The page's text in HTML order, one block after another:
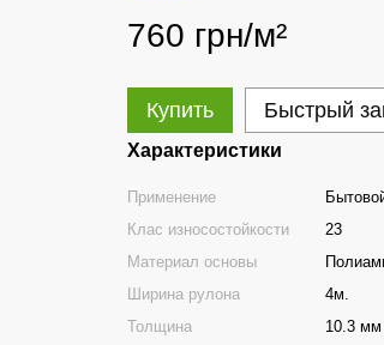
760 грн/м²
Купить Быстрый
Характеристики
Применение
Клас износостойкости
23
Материал основы
Ширина рулона
4м.
Толщина
10.3 мм